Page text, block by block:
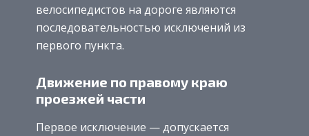
велосипедистов на дороге являются
последовательностью исключений из
первого пункта.
Движение по правому краю
проезжей части
Первое исключение — допускается